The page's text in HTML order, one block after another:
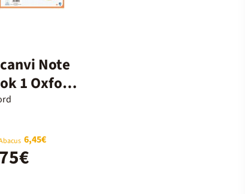
Note
1 Oxford
100+20
6,45€